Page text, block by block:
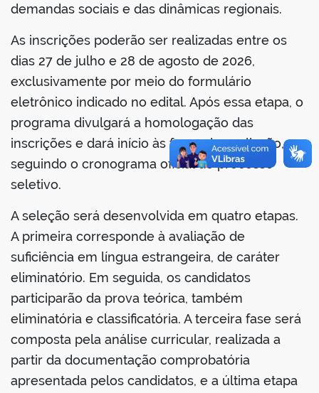
demandas sociais e das dinâmicas regionais.
As inscrições poderão ser realizadas entre os
dias 27 de julho e 28 de agosto de 2026,
exclusivamente por meio do formulário
eletrônico indicado no edital. Após essa etapa, o
programa divulgará a homologação das
inscrições e dará início às fases de avaliação,
seguindo o cronograma oficial do processo
seletivo.
A seleção será desenvolvida em quatro etapas.
A primeira corresponde à avaliação de
suficiência em língua estrangeira, de caráter
eliminatório. Em seguida, os candidatos
participarão da prova teórica, também
eliminatória e classificatória. A terceira fase será
composta pela análise curricular, realizada a
partir da documentação comprobatória
apresentada pelos candidatos, e a última etapa